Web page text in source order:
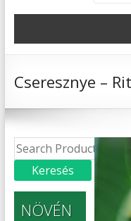
Cseresznye –
NÖVÉN